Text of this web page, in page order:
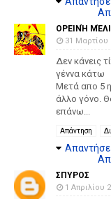
ΟΡΕΙΝΉ
31 Μαρτίου
Δεν κάνεις
γέννα κάτω
Μετά απο 5
άλλο γόνο.
επάνω...
Απάντηση
ΣΠΥΡΟΣ
1 Απριλίου